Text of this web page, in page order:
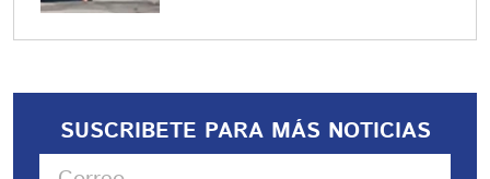
SUSCRIBETE PARA MÁS NOTICIAS